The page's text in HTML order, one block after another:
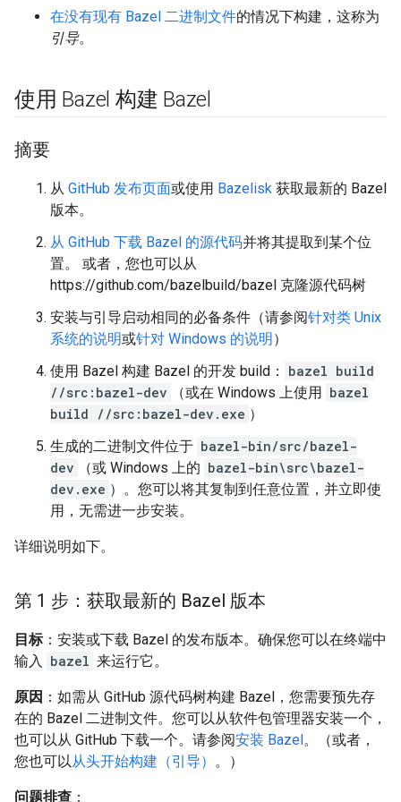
在没有现有 Bazel 二进制文件的情况下构建，这称为
引导。
使用 Bazel 构建 Bazel
摘要
从 GitHub 发布页面或使用 Bazelisk 获取最新的 Bazel
版本。
从 GitHub 下载 Bazel 的源代码并将其提取到某个位
置。 或者，您也可以从
https://github.com/bazelbuild/bazel 克隆源代码树
安装与引导启动相同的必备条件（请参阅针对类 Unix
系统的说明或针对 Windows 的说明）
使用 Bazel 构建 Bazel 的开发 build：
bazel build
//src:bazel-dev
（或在 Windows 上使用 bazel
build //src:bazel-dev.exe ）
生成的二进制文件位于 bazel-bin/src/bazel-
dev
（或 Windows 上的 bazel-bin\src\bazel-
dev.exe ）。您可以将其复制到任意位置，并立即使
用，无需进一步安装。
详细说明如下。
第 1 步：获取最新的 Bazel 版本
目标：安装或下载 Bazel 的发布版本。确保您可以在终端中
输入 bazel 来运行它。
原因 ：如需从 GitHub 源代码树构建 Bazel，您需要预先存
在的 Bazel 二进制文件。您可以从软件包管理器安装一个，
也可以从 GitHub 下载一个。请参阅安装 Bazel。（或者，
您也可以从头开始构建（引导） 。）
问题排查 ：